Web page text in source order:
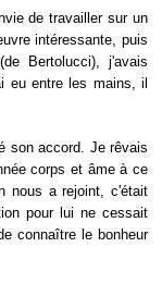
de travailler sur un
intéressante, puis
Bertolucci), j'avais
eu entre les mains, il
son accord. Je rêvais
corps et âme à ce
nous a rejoint, c'était
pour lui ne cessait
connaître le bonheur